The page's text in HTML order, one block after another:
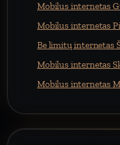
Mobilus internetas
Mobilus internetas
Be limitų internetas
Mobilus internetas
Mobilus internetas